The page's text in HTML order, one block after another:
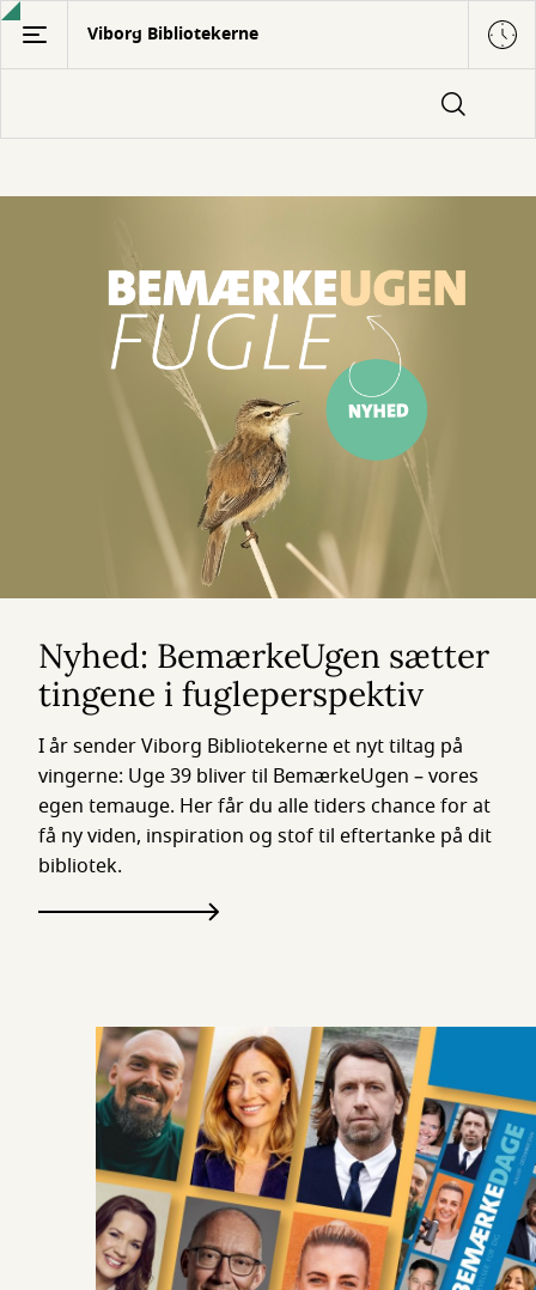
Gå
hovedindhold
Viborg Bibliotekerne
Nyhed: BemærkeUgen sætter
tingene i fugleperspektiv
I år sender Viborg Bibliotekerne et nyt tiltag på
vingerne: Uge 39 bliver til BemærkeUgen – vores
egen temauge. Her får du alle tiders chance for at
få ny viden, inspiration og stof til eftertanke på dit
bibliotek.